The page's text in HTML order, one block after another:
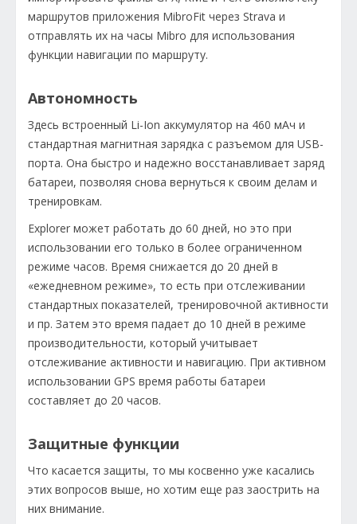
маршрутов приложения MibroFit через Strava и
отправлять их на часы Mibro для использования
функции навигации по маршруту.
Автономность
Здесь встроенный Li-Ion аккумулятор на 460 мАч и
стандартная магнитная зарядка с разъемом для USB-
порта. Она быстро и надежно восстанавливает заряд
батареи, позволяя снова вернуться к своим делам и
тренировкам.
Explorer может работать до 60 дней, но это при
использовании его только в более ограниченном
режиме часов. Время снижается до 20 дней в
«ежедневном режиме», то есть при отслеживании
стандартных показателей, тренировочной активности
и пр. Затем это время падает до 10 дней в режиме
производительности, который учитывает
отслеживание активности и навигацию. При активном
использовании GPS время работы батареи
составляет до 20 часов.
Защитные функции
Что касается защиты, то мы косвенно уже касались
этих вопросов выше, но хотим еще раз заострить на
них внимание.